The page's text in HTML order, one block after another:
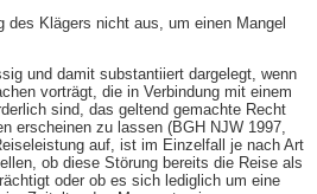
des Klägers nicht aus, um einen Mangel
und damit substantiiert dargelegt, wenn
vorträgt, die in Verbindung mit einem
sind, das geltend gemachte Recht
erscheinen zu lassen (BGH NJW 1997,
auf, ist im Einzelfall je nach Art
ob diese Störung bereits die Reise als
oder ob es sich lediglich um eine